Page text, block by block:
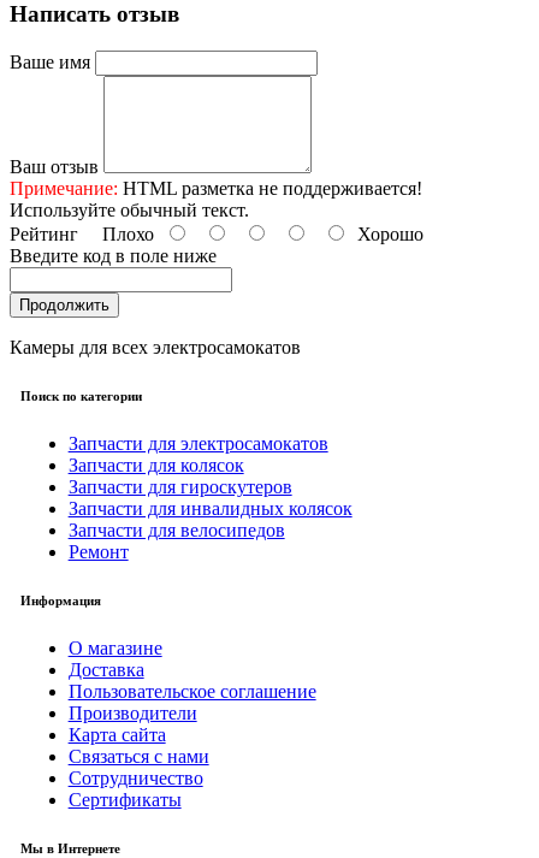
Написать отзыв
Ваше имя
Ваш отзыв
Примечание: HTML разметка не поддерживается!
Используйте обычный текст.
Рейтинг Плохо
Хорошо
Введите код в поле ниже
Продолжить
Камеры для всех электросамокатов
Поиск по категории
Запчасти для электросамокатов
Запчасти для колясок
Запчасти для гироскутеров
Запчасти для инвалидных колясок
Запчасти для велосипедов
Ремонт
Информация
О магазине
Доставка
Пользовательское соглашение
Производители
Карта сайта
Связаться с нами
Сотрудничество
Сертификаты
Мы в Интернете